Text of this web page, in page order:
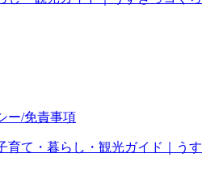
ー/免責事項
育て・暮らし・観光ガイド｜うす